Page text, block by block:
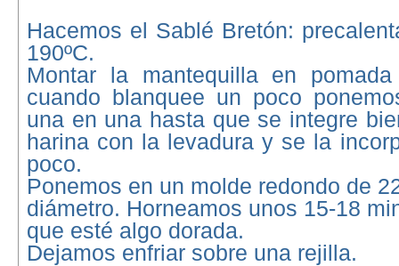
Hacemos el Sablé Bretón:
190ºC.
Montar la mantequilla en
cuando blanquee un poco
una en una hasta que se integre
harina con la levadura y se la
poco.
Ponemos en un molde redondo de
diámetro. Horneamos unos 15-18
que esté algo dorada.
Dejamos enfriar sobre una rejilla.